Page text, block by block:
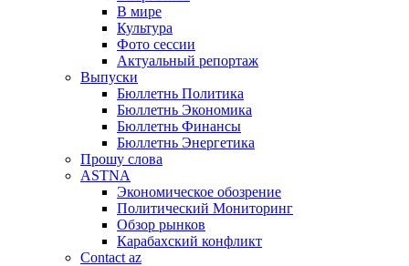
В мире
Культура
Фото сессии
Актуальный репортаж
Выпуски
Бюллетнь Политика
Бюллетнь Экономика
Бюллетнь Финансы
Бюллетнь Энергетика
Прошу слова
ASTNA
Экономическое обозрение
Политический Мониторинг
Обзор рынков
Карабахский конфликт
Contact az